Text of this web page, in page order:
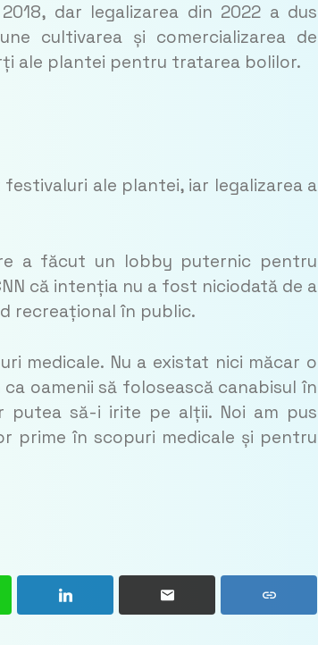
dar legalizarea din 2022 a dus
cultivarea și comercializarea de
ale plantei pentru tratarea bolilor.
ale plantei, iar legalizarea a
a făcut un lobby puternic pentru
că intenția nu a fost niciodată de a
recreațional în public.
medicale. Nu a existat nici măcar o
oamenii să folosească canabisul în
putea să-i irite pe alții. Noi am pus
prime în scopuri medicale și pentru